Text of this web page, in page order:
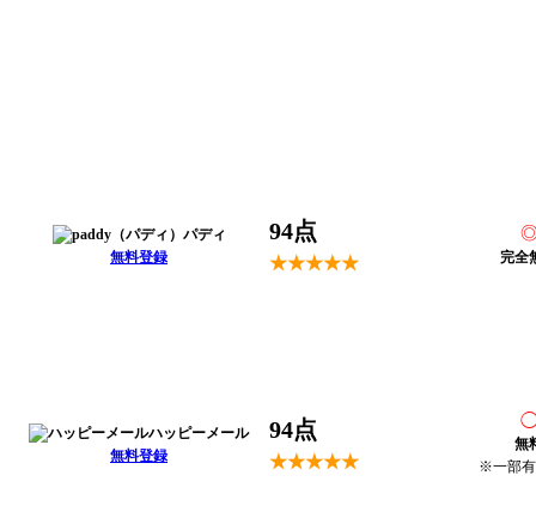
パディ
無料登録
94点
★★★★★ 完全
ハッピーメール
無料登録
94点
★★★★★
無
※一部